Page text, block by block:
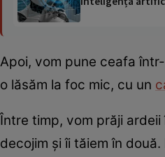
Apoi, vom pune ceafa
o lăsăm la foc mic, cu un
Între timp, vom prăji
decojim și îi tăiem în